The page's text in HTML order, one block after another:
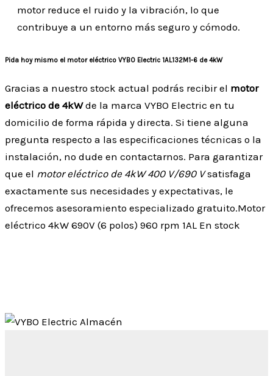
motor reduce el ruido y la vibración, lo que
contribuye a un entorno más seguro y cómodo.
Pida hoy mismo el motor eléctrico VYBO Electric 1AL132M1-6 de 4kW
Gracias a nuestro stock actual podrás recibir el motor
eléctrico de 4kWde la marca VYBO Electric en tu
domicilio de forma rápida y directa. Si tiene alguna
pregunta respecto a las especificaciones técnicas o la
instalación, no dude en contactarnos. Para garantizar
que el motor eléctrico de 4kW 400 V/690 Vsatisfaga
exactamente sus necesidades y expectativas, le
ofrecemos asesoramiento especializado gratuito.Motor
eléctrico 4kW 690V (6 polos) 960 rpm 1AL En stock